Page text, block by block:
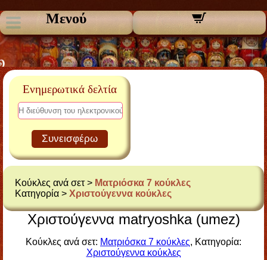
Μενού
Ενημερωτικά δελτία
Συνεισφέρω
Κούκλες ανά σετ > Ματριόσκα 7 κούκλες
Κατηγορία > Χριστούγεννα κούκλες
Χριστούγεννα matryoshka (umez)
Κούκλες ανά σετ: Ματριόσκα 7 κούκλες, Κατηγορία:
Χριστούγεννα κούκλες